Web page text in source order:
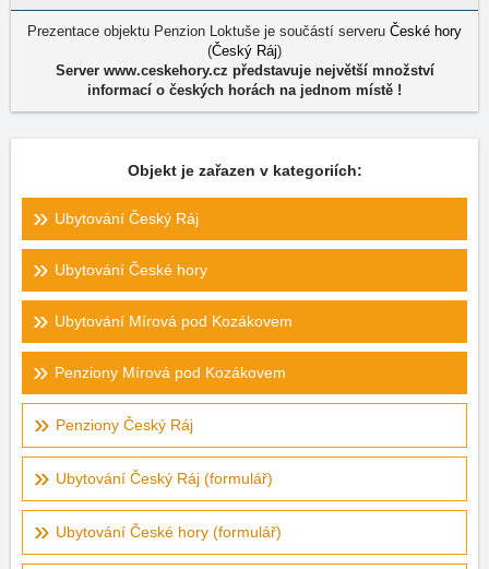
Prezentace objektu Penzion Loktuše je součástí serveru České hory
(Český Ráj)
Server www.ceskehory.cz představuje největší množství
informací o českých horách na jednom místě !
Objekt je zařazen v kategoriích:
Ubytování Český Ráj
Ubytování České hory
Ubytování Mírová pod Kozákovem
Penziony Mírová pod Kozákovem
Penziony Český Ráj
Ubytování Český Ráj (formulář)
Ubytování České hory (formulář)